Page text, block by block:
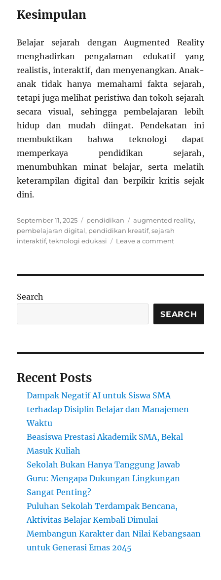
Kesimpulan
Belajar sejarah dengan Augmented Reality
menghadirkan pengalaman edukatif yang
realistis, interaktif, dan menyenangkan. Anak-
anak tidak hanya memahami fakta sejarah,
tetapi juga melihat peristiwa dan tokoh sejarah
secara visual, sehingga pembelajaran lebih
hidup dan mudah diingat. Pendekatan ini
membuktikan bahwa teknologi dapat
memperkaya pendidikan sejarah,
menumbuhkan minat belajar, serta melatih
keterampilan digital dan berpikir kritis sejak
dini.
Posted
on
September 11, 2025 Categories
pendidikan Tags
augmented reality,
pembelajaran digital, pendidikan kreatif,sejarah
interaktif,teknologi edukasi Leave a commenton
(AR)
Search
SEARCH
Recent Posts
Dampak Negatif AI untuk Siswa SMA
terhadap Disiplin Belajar dan Manajemen
Waktu
Beasiswa Prestasi Akademik SMA, Bekal
Masuk Kuliah
Sekolah Bukan Hanya Tanggung Jawab
Guru: Mengapa Dukungan Lingkungan
Sangat Penting?
Puluhan Sekolah Terdampak Bencana,
Aktivitas Belajar Kembali Dimulai
Membangun Karakter dan Nilai Kebangsaan
untuk Generasi Emas 2045